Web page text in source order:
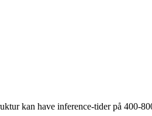
kan have inference-tider på 400-